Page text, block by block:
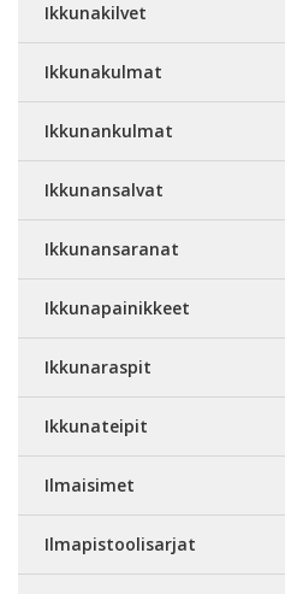
Ikkunakilvet
Ikkunakulmat
Ikkunankulmat
Ikkunansalvat
Ikkunansaranat
Ikkunapainikkeet
Ikkunaraspit
Ikkunateipit
Ilmaisimet
Ilmapistoolisarjat